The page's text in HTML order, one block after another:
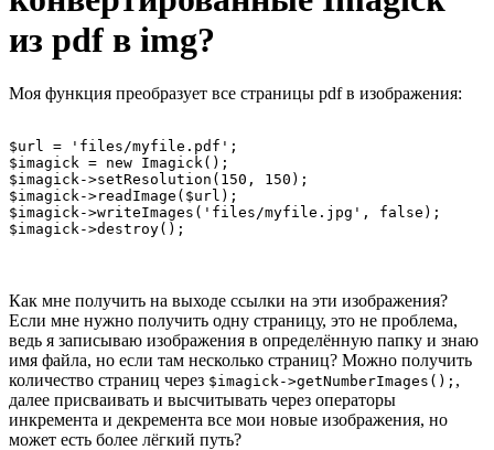
из pdf в img?
Моя функция преобразует все страницы pdf в изображения:
$url = 'files/myfile.pdf';
$imagick = new Imagick();
$imagick->setResolution(150, 150);
$imagick->readImage($url);
$imagick->writeImages('files/myfile.jpg', false);
$imagick->destroy();
Как мне получить на выходе ссылки на эти изображения?
Если мне нужно получить одну страницу, это не проблема,
ведь я записываю изображения в определённую папку и знаю
имя файла, но если там несколько страниц? Можно получить
количество страниц через $imagick->getNumberImages(); ,
далее присваивать и высчитывать через операторы
инкремента и декремента все мои новые изображения, но
может есть более лёгкий путь?